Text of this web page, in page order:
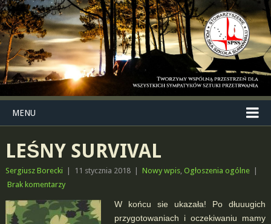
MENU
LEŚNY SURVIVAL
Sergiusz Borecki 11 stycznia 2018 Nowy wpis, Ogłoszenia ogólne
Brak komentarzy
W końcu sie ukazała! Po dłuuugich
przygotowaniach i oczekiwaniu mamy